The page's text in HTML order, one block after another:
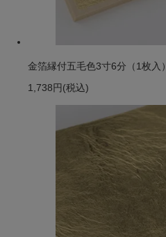
金箔縁付五毛色3寸6分（1枚入）
1,738円 (税込)